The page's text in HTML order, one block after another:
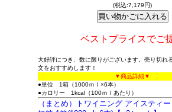
(税込:7,179円)
ベストプライスでご
大好評につき、数に限りがございます。売り切れ
文をおすすめします！
▼商品詳細▼
●単位 1箱（1000ｍｌ×6本）
●カロリー 1kcal（100ｍｌあたり）
（まとめ）トワイニング アイスティ